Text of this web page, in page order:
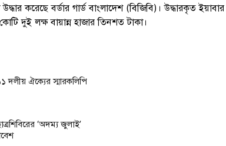
করেছে বর্ডার গার্ড বাংলাদেশ (বিজিবি)। উদ্ধারকৃত ইয়াবার
দুই লক্ষ বায়ান্ন হাজার তিনশত টাকা।
দলীয় ঐক্যের স্মারকলিপি
‘অদম্য জুলাই’